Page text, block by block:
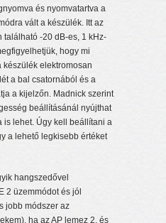
és nyomvatartva a
vált a készülék. Itt az
található -20 dB-es, 1 kHz-
hogy mi
készülék elektromosan
a bal csatornából és a
a kijelzőn. Madnick szerint
beállításánál nyújthat
is lehet. Úgy kell beállítani a
a lehető legkisebb értéket
hangszedővel
2 üzemmódot és jól
jobb módszer az
ha az AP lemez 2. és